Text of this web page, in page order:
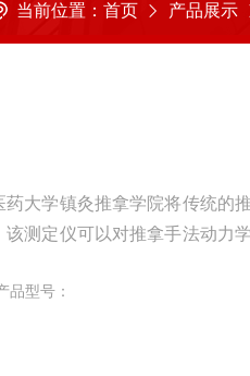
当前位置： 首页 产品展示
大学镇灸推拿学院将传统的
测定仪可以对推拿手法动力
改变了传统推拿手法教学模式
手法力学信号经测力平台、
理、测量、资料处理、统计
品型号：